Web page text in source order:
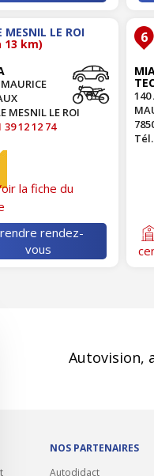
MESNIL LE ROI
13 km)
MESNIL LE ROI
39 12 12 74
la fiche du
rendez-
vous
6
140
Autovision,
NOS PARTENAIRES
Autodidact